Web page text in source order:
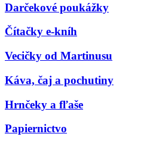
Darčekové poukážky
Čítačky e-kníh
Vecičky od Martinusu
Káva, čaj a pochutiny
Hrnčeky a fľaše
Papiernictvo